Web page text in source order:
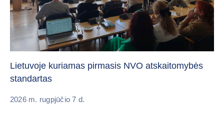
Lietuvoje kuriamas pirmasis NVO atskaitomybės
standartas
2026 m. rugpjūčio 7 d.